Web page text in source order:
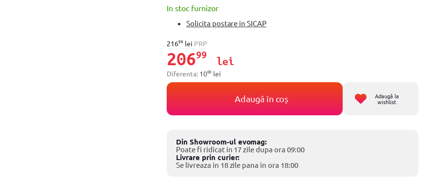
In stoc furnizor
Solicita postare in SICAP
21699 lei PRP
20699
lei
Diferenta: 1000 lei
Adaugă în coș Adaugă la
wishlist
Din Showroom-ul evomag:
Poate fi ridicat in 17 zile dupa ora 09:00
Livrare prin curier:
Se livreaza in 18 zile pana in ora 18:00